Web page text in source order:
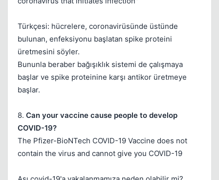
Türkçesi: hücrelere, coronavirüsünde üstünde
bulunan, enfeksiyonu başlatan spike proteini
üretmesini söyler.
Bununla beraber bağışıklık sistemi de çalışmaya
başlar ve spike proteinine karşı antikor üretmeye
başlar.
8. Can your vaccine cause people to develop
COVID-19?
The Pfizer-BioNTech COVID-19 Vaccine does not
contain the virus and cannot give you COVID-19